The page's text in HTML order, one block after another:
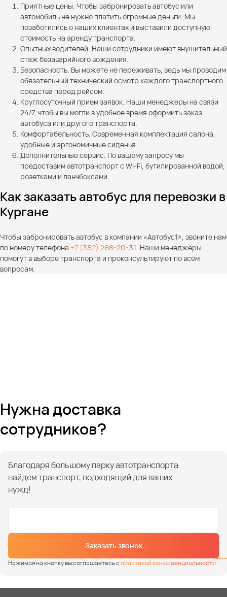
Приятные цены. Чтобы забронировать автобус или
автомобиль не нужно платить огромные деньги. Мы
позаботились о наших клиентах и выставили доступную
стоимость на аренду транспорта.
Опытных водителей. Наши сотрудники имеют внушительный
стаж безаварийного вождения.
Безопасность. Вы можете не переживать, ведь мы проводим
обязательный технический осмотр каждого транспортного
средства перед рейсом.
Круглосуточный прием заявок. Наши менеджеры на связи
24/7, чтобы вы могли в удобное время оформить заказ
автобуса или другого транспорта.
Комфортабельность. Современная комплектация салона,
удобные и эргономичные сиденья.
Дополнительные сервис. По вашему запросу мы
предоставим автотранспорт с Wi-Fi, бутилированной водой,
розетками и ланчбоксами.
Как заказать автобус для перевозки в
Кургане
Чтобы забронировать автобус в компании «Автобус1», звоните нам
по номеру телефона +7 (352) 266-20-31 . Наши менеджеры
помогут в выборе транспорта и проконсультируют по всем
вопросам.
Нужна доставка
сотрудников?
Благодаря большому парку автотранспорта
найдем транспорт, подходящий для ваших
нужд!
Заказать звонок
Нажимая на кнопку вы соглашаетесь сполитикой конфиденциальности